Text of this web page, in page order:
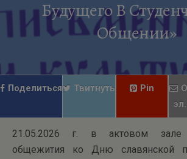
Будущего В
Общении»
Поделиться Твитнуть Pin
21.05.2026 г. в актовом зале
общежития ко Дню славянской